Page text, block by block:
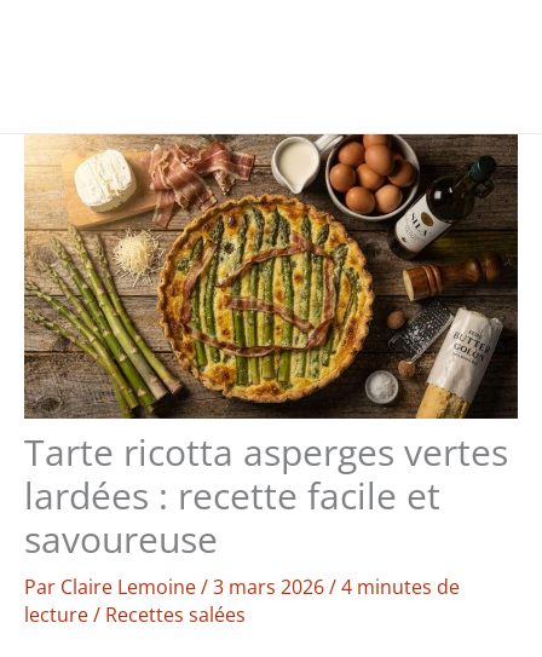
Tarte ricotta asperges vertes
lardées : recette facile et
savoureuse
Par Claire Lemoine/3 mars 2026/4 minutes de
lecture/ Recettes salées